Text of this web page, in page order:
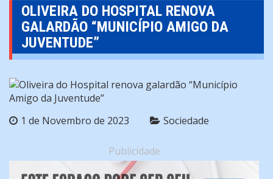
OLIVEIRA DO HOSPITAL RENOVA
GALARDÃO “MUNICÍPIO AMIGO DA
JUVENTUDE”
1 de Novembro de 2023 Sociedade
Publicidade